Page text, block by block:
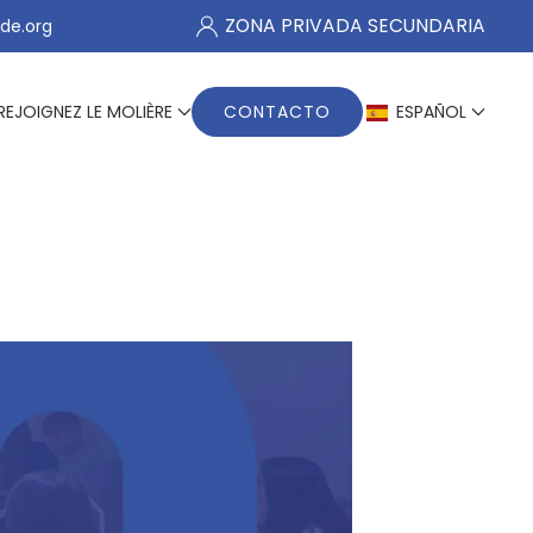
ZONA PRIVADA SECUNDARIA
LE MOLIÈRE CONTACTO ESPAÑOL